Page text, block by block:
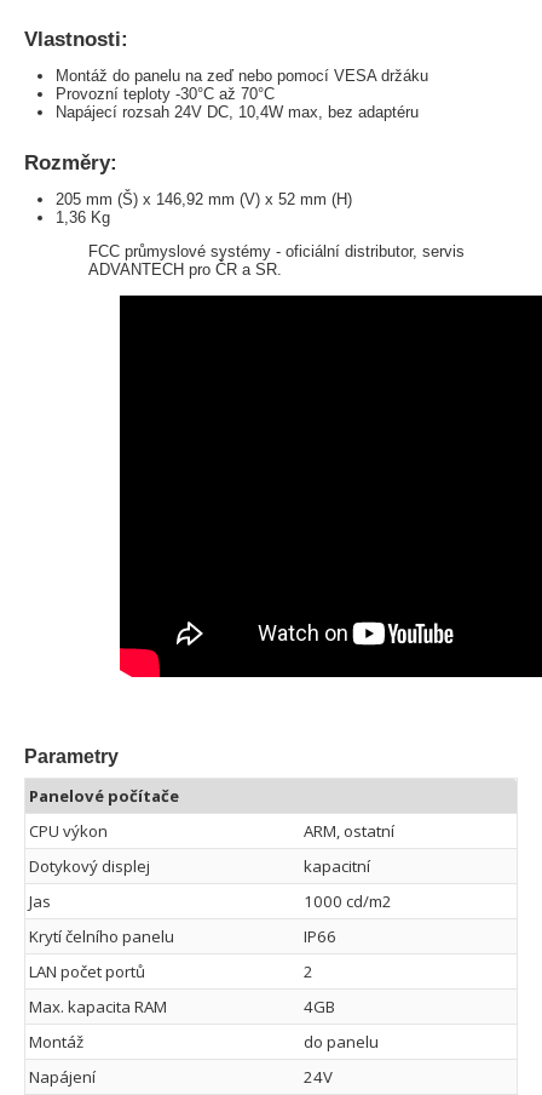
Vlastnosti:
Montáž do panelu na zeď nebo pomocí VESA držáku
Provozní teploty -30°C až 70°C
Napájecí rozsah 24V DC, 10,4W max, bez adaptéru
Rozměry:
205 mm (Š) x 146,92 mm (V) x 52 mm (H)
1,36 Kg
FCC průmyslové systémy - oficiální distributor, servis
ADVANTECH pro ČR a SR.
Parametry
Panelové počítače
CPU výkon
ARM, ostatní
Dotykový displej
kapacitní
Jas
1000 cd/m2
Krytí čelního panelu
IP66
LAN počet portů
2
Max. kapacita RAM
4GB
Montáž
do panelu
Napájení
24V